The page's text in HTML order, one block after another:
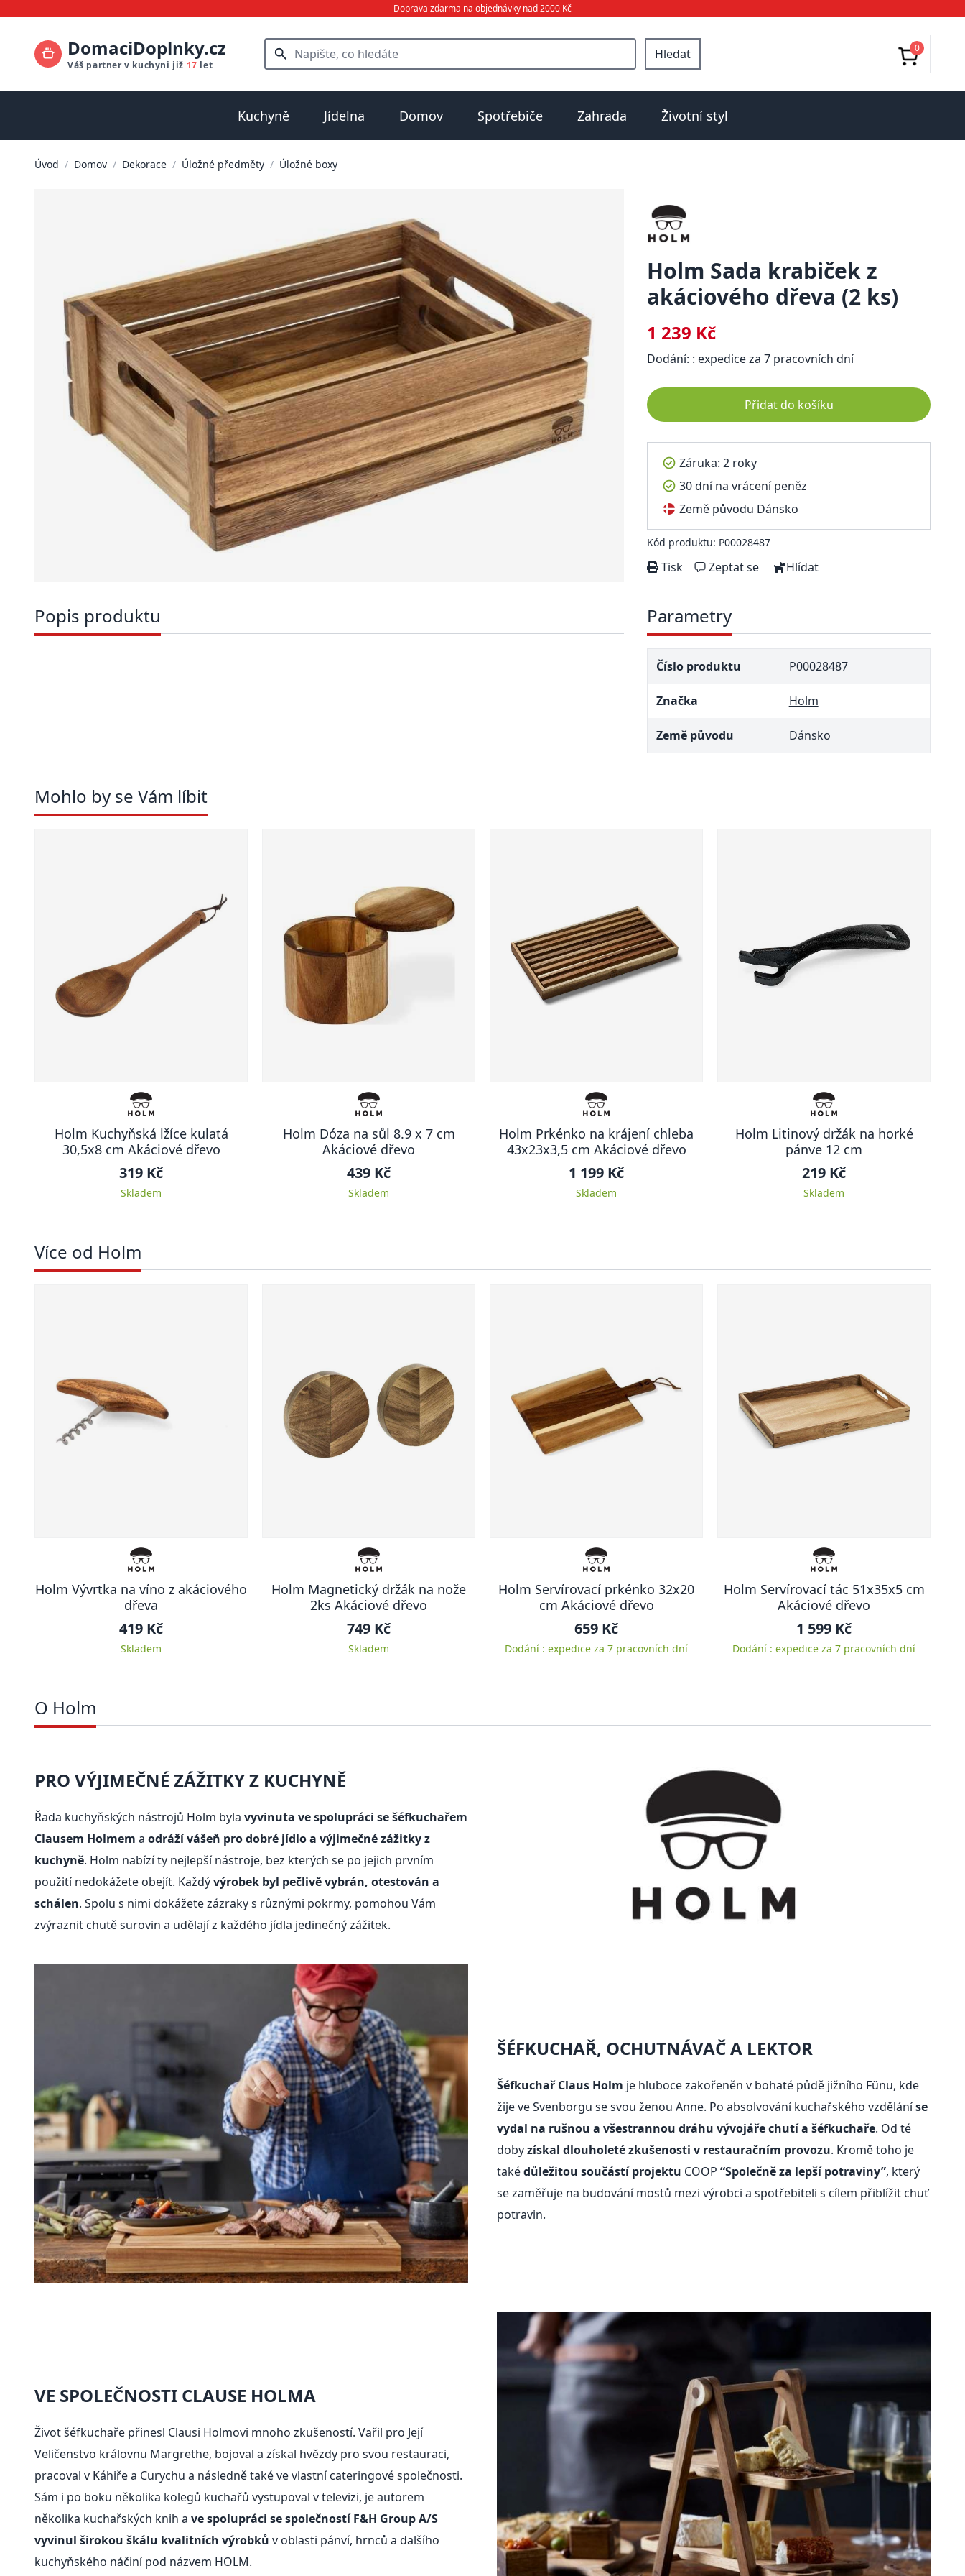
Doprava zdarma na objednávky nad 2000 Kč
DomaciDoplnky.cz
Váš partner v kuchyni již 17 let
Hledat 0
Kuchyně Jídelna Domov Spotřebiče Zahrada Životní styl
Úvod / Domov / Dekorace / Úložné předměty / Úložné boxy
Holm Sada krabiček z
akáciového dřeva (2 ks)
1 239 Kč
Dodání: : expedice za 7 pracovních dní
Přidat do košíku
Záruka: 2 roky
30 dní na vrácení peněz
Země původu Dánsko
Kód produktu: P00028487
Tisk Zeptat se Hlídat
Popis produktu Parametry
Číslo produktu P00028487
Značka Holm
Země původu Dánsko
Mohlo by se Vám líbit
Holm Kuchyňská lžíce kulatá
30,5x8 cm Akáciové dřevo
319 Kč
Skladem
Holm Dóza na sůl 8.9 x 7 cm
Akáciové dřevo
439 Kč
Skladem
Holm Prkénko na krájení chleba
43x23x3,5 cm Akáciové dřevo
1 199 Kč
Skladem
Holm Litinový držák na horké
pánve 12 cm
219 Kč
Skladem
Více od Holm
Holm Vývrtka na víno z akáciového
dřeva
419 Kč
Skladem
Holm Magnetický držák na nože
2ks Akáciové dřevo
749 Kč
Skladem
Holm Servírovací prkénko 32x20
cm Akáciové dřevo
659 Kč
Dodání : expedice za 7 pracovních dní
Holm Servírovací tác 51x35x5 cm
Akáciové dřevo
1 599 Kč
Dodání : expedice za 7 pracovních dní
O Holm
PRO VÝJIMEČNÉ ZÁŽITKY Z KUCHYNĚ
Řada kuchyňských nástrojů Holm byla vyvinuta ve spolupráci se šéfkuchařem
Clausem Holmem a odráží vášeň pro dobré jídlo a výjimečné zážitky z
kuchyně. Holm nabízí ty nejlepší nástroje, bez kterých se po jejich prvním
použití nedokážete obejít. Každývýrobek byl pečlivě vybrán, otestován a
schálen. Spolu s nimi dokážete zázraky s různými pokrmy, pomohou Vám
zvýraznit chutě surovin a udělají z každého jídla jedinečný zážitek.
ŠÉFKUCHAŘ, OCHUTNÁVAČ A LEKTOR
Šéfkuchař Claus Holm je hluboce zakořeněn v bohaté půdě jižního Fünu, kde
žije ve Svenborgu se svou ženou Anne. Po absolvování kuchařského vzděláníse
vydal na rušnou a všestrannou dráhu vývojáře chutí a šéfkuchaře. Od té
dobyzískal dlouholeté zkušenosti v restauračním provozu. Kromě toho je
takédůležitou součástí projektu COOP “Společně za lepší potraviny”, který
se zaměřuje na budování mostů mezi výrobci a spotřebiteli s cílem přiblížit chuť
potravin.
VE SPOLEČNOSTI CLAUSE HOLMA
Život šéfkuchaře přinesl Clausi Holmovi mnoho zkušeností. Vařil pro Její
Veličenstvo královnu Margrethe, bojoval a získal hvězdy pro svou restauraci,
pracoval v Káhiře a Curychu a následně také ve vlastní cateringové společnosti.
Sám i po boku několika kolegů kuchařů vystupoval v televizi, je autorem
několika kuchařských knih a ve spolupráci se společností F&H Group A/S
vyvinul širokou škálu kvalitních výrobků v oblasti pánví, hrnců a dalšího
kuchyňského náčiní pod názvem HOLM.